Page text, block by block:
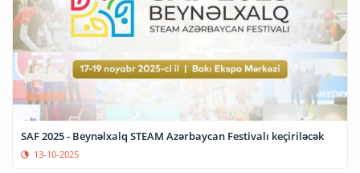
SAF 2025 - Beynəlxalq STEAM Azərbaycan Festivalı keçiriləcək
13-10-2025